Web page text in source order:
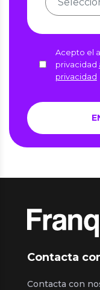
Acepto el
privacidad
privacidad
Contacta
Contacta con